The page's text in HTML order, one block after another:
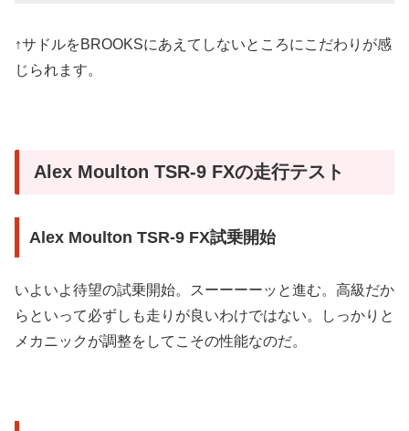
↑サドルをBROOKSにあえてしないところにこだわりが感
じられます。
Alex Moulton TSR-9 FXの走行テスト
Alex Moulton TSR-9 FX試乗開始
いよいよ待望の試乗開始。スーーーーッと進む。高級だか
らといって必ずしも走りが良いわけではない。しっかりと
メカニックが調整をしてこその性能なのだ。